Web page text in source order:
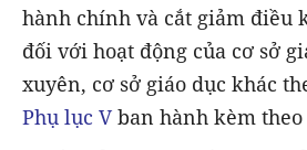
hành chính và cắt giảm điều
đối với hoạt động của cơ sở
xuyên, cơ sở giáo dục khác
Phụ lục V ban hành kèm